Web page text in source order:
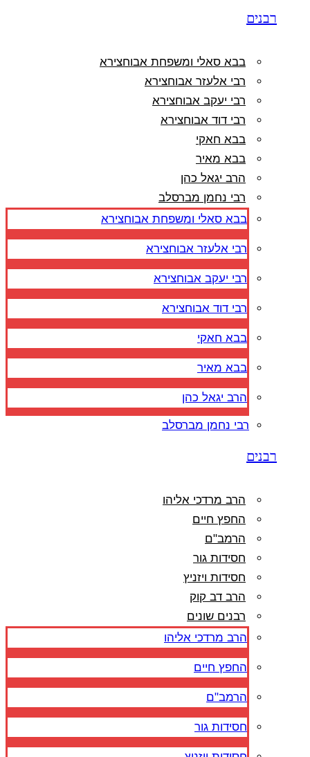
רבנים
בבא סאלי ומשפחת אבוחצירא
רבי אלעזר אבוחצירא
רבי יעקב אבוחצירא
רבי דוד אבוחצירא
בבא חאקי
בבא מאיר
הרב יגאל כהן
רבי נחמן מברסלב
בבא סאלי ומשפחת אבוחצירא
רבי אלעזר אבוחצירא
רבי יעקב אבוחצירא
רבי דוד אבוחצירא
בבא חאקי
בבא מאיר
הרב יגאל כהן
רבי נחמן מברסלב
רבנים
הרב מרדכי אליהו
החפץ חיים
הרמב"ם
חסידות גור
חסידות ויזניץ
הרב דב קוק
רבנים שונים
הרב מרדכי אליהו
החפץ חיים
הרמב"ם
חסידות גור